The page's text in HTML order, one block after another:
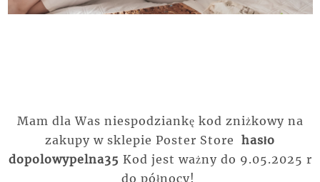
Mam dla Was niespodziankę kod zniżkowy na
zakupy w sklepie Poster Store hasło
dopolowypelna35 Kod jest ważny do 9.05.2025 r
do północy!